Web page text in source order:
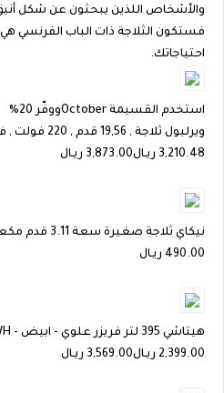
والأشخاص اللذين يبحثون عن شكل
فستكون الثلاجة ذات الباب الفرنسي
احتياجاتك.
استخدم القسيمة Octoberووفّر 20%
ويرلبول ثلاجة , 19,56 قدم , 220 فولت , فضي , 5WT519SFEG
3,210.48 ريـال3,873.00 ريـال
نيكاي ثلاجة صغيرة سعة 3.11 قدم مكعب، فضي
490.00 ريـال
هيتاشي 395 لتر فريزر علوي - ابيض - R-V470PS3K TWH
2,399.00 ريـال3,569.00 ريـال